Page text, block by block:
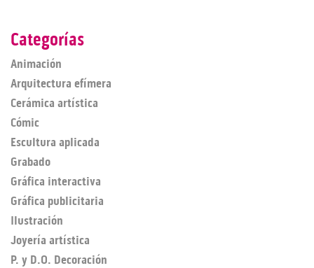
Categorías
Animación
Arquitectura efímera
Cerámica artística
Cómic
Escultura aplicada
Grabado
Gráfica interactiva
Gráfica publicitaria
Ilustración
Joyería artística
P. y D.O. Decoración